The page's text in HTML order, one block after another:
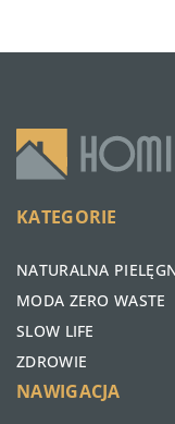
KATEGORIE
NATURALNA
MODA ZERO WASTE
SLOW LIFE
ZDROWIE
NAWIGACJA